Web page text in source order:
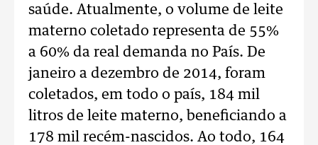
saúde. Atualmente, o volume de leite
materno coletado representa de 55%
a 60% da real demanda no País. De
janeiro a dezembro de 2014, foram
coletados, em todo o país, 184 mil
litros de leite materno, beneficiando a
178 mil recém-nascidos. Ao todo, 164